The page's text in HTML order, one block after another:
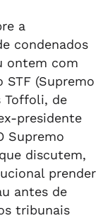
a
condenados
ontem com
(Supremo
Toffoli, de
presidente
Supremo
discutem,
prender
antes de
tribunais